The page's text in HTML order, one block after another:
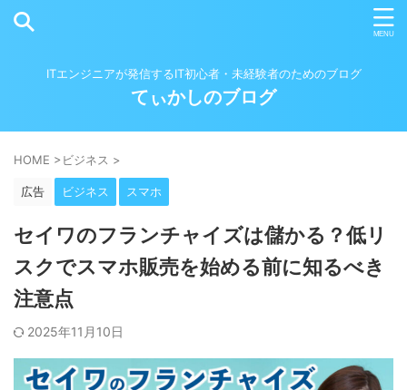
ITエンジニアが発信するIT初心者・未経験者のためのブログ
てぃかしのブログ
HOME >ビジネス >
広告 ビジネス スマホ
セイワのフランチャイズは儲かる？低リ
スクでスマホ販売を始める前に知るべき
注意点
2025年11月10日